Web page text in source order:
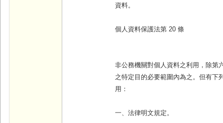
資料。
個人資料保護法第 20 條
非公務機關對個人資料之利用，除第
之特定目的必要範圍內為之。但有下
用：
一、法律明文規定。